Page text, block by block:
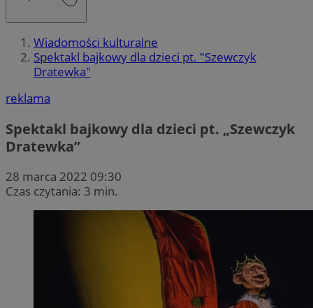
Wiadomości kulturalne
Spektakl bajkowy dla dzieci pt. "Szewczyk
Dratewka"
reklama
Spektakl bajkowy dla dzieci pt. „Szewczyk
Dratewka”
28 marca 2022 09:30
Czas czytania: 3 min.